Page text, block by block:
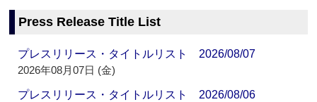
Press Release Title List
プレスリリース・タイトルリスト 2026/08/07
2026年08月07日 (金)
プレスリリース・タイトルリスト 2026/08/06